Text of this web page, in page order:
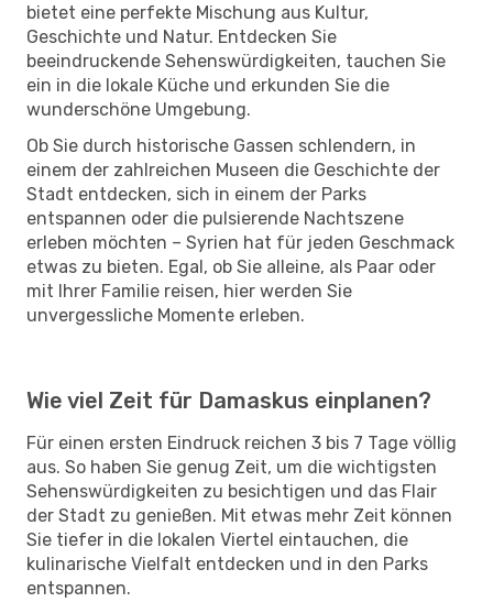
bietet eine perfekte Mischung aus Kultur,
Geschichte und Natur. Entdecken Sie
beeindruckende Sehenswürdigkeiten, tauchen Sie
ein in die lokale Küche und erkunden Sie die
wunderschöne Umgebung.
Ob Sie durch historische Gassen schlendern, in
einem der zahlreichen Museen die Geschichte der
Stadt entdecken, sich in einem der Parks
entspannen oder die pulsierende Nachtszene
erleben möchten – Syrien hat für jeden Geschmack
etwas zu bieten. Egal, ob Sie alleine, als Paar oder
mit Ihrer Familie reisen, hier werden Sie
unvergessliche Momente erleben.
Wie viel Zeit für Damaskus einplanen?
Für einen ersten Eindruck reichen 3 bis 7 Tage völlig
aus. So haben Sie genug Zeit, um die wichtigsten
Sehenswürdigkeiten zu besichtigen und das Flair
der Stadt zu genießen. Mit etwas mehr Zeit können
Sie tiefer in die lokalen Viertel eintauchen, die
kulinarische Vielfalt entdecken und in den Parks
entspannen.